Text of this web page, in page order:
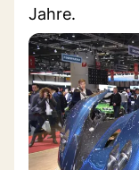
Jahre.